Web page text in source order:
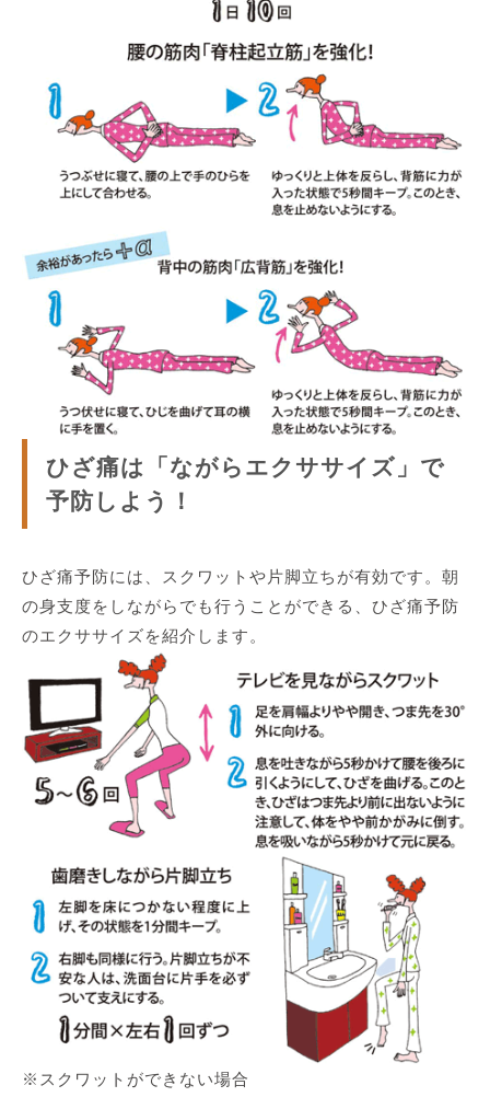
ひざ痛は「ながらエクササイズ」で
予防しよう！
ひざ痛予防には、スクワットや片脚立ちが有効です。朝
の身支度をしながらでも行うことができる、ひざ痛予防
のエクササイズを紹介します。
※スクワットができない場合